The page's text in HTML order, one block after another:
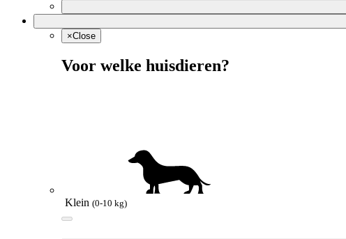
×Close
Voor welke huisdieren?
Klein (0-10 kg)